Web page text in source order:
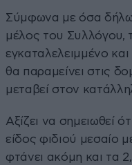
Σύμφωνα με όσα
μέλος του Συλλόγου,
εγκαταλελειμμένο
θα παραμείνει στις
μεταβεί στον
Αξίζει να σημειωθεί
είδος φιδιού μεσαίο
φτάνει ακόμη και τα